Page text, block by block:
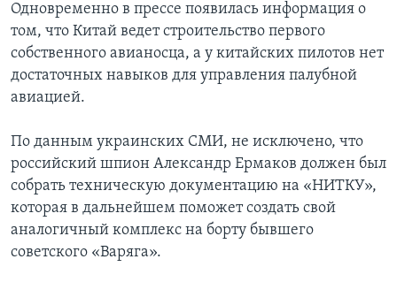
Одновременно в прессе появилась информация о
том, что Китай ведет строительство первого
собственного авианосца, а у китайских пилотов нет
достаточных навыков для управления палубной
авиацией.
По данным украинских СМИ, не исключено, что
российский шпион Александр Ермаков должен был
собрать техническую документацию на «НИТКУ»,
которая в дальнейшем поможет создать свой
аналогичный комплекс на борту бывшего
советского «Варяга».